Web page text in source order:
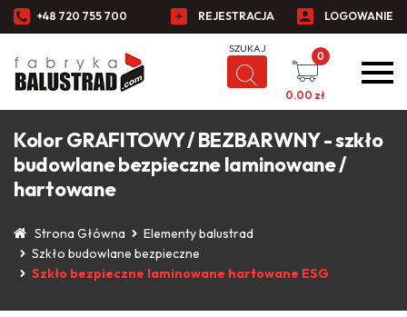
+48 720 755 700 REJESTRACJA LOGOWANIE
0
0.00 zł
Kolor GRAFITOWY / BEZBARWNY - szkło
budowlane bezpieczne laminowane /
hartowane
Strona Główna
Elementy balustrad
Szkło budowlane bezpieczne
Szkło bezpieczne laminowane hartowane ESG